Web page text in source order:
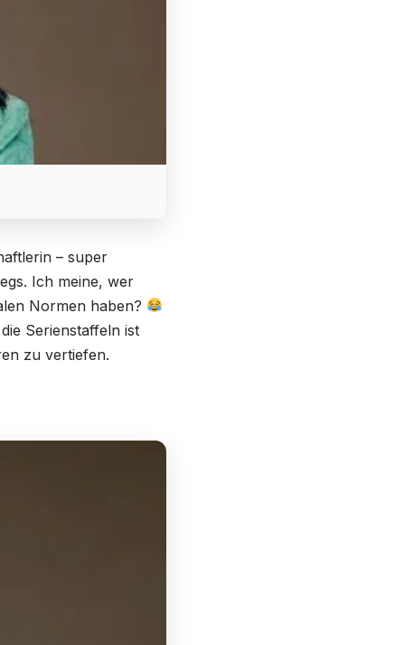
– super
Ich meine, wer
Normen haben?
Serienstaffeln ist
zu vertiefen.